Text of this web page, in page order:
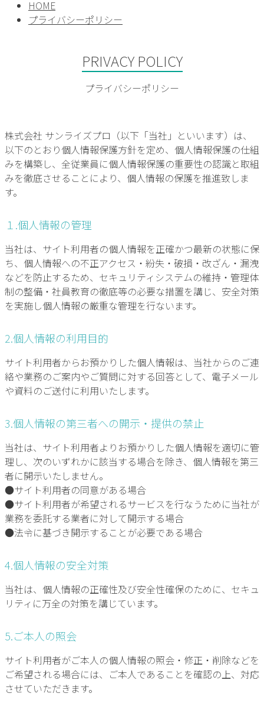
HOME
プライバシーポリシー
PRIVACY POLICY
プライバシーポリシー
株式会社 サンライズプロ（以下「当社」といいます）は、
以下のとおり個人情報保護方針を定め、個人情報保護の仕組
みを構築し、全従業員に個人情報保護の重要性の認識と取組
みを徹底させることにより、個人情報の保護を推進致しま
す。
１.個人情報の管理
当社は、サイト利用者の個人情報を正確かつ最新の状態に保
ち、個人情報への不正アクセス・紛失・破損・改ざん・漏洩
などを防止するため、セキュリティシステムの維持・管理体
制の整備・社員教育の徹底等の必要な措置を講じ、安全対策
を実施し個人情報の厳重な管理を行ないます。
2.個人情報の利用目的
サイト利用者からお預かりした個人情報は、当社からのご連
絡や業務のご案内やご質問に対する回答として、電子メール
や資料のご送付に利用いたします。
3.個人情報の第三者への開示・提供の禁止
当社は、サイト利用者よりお預かりした個人情報を適切に管
理し、次のいずれかに該当する場合を除き、個人情報を第三
者に開示いたしません。
●サイト利用者の同意がある場合
●サイト利用者が希望されるサービスを行なうために当社が
業務を委託する業者に対して開示する場合
●法令に基づき開示することが必要である場合
4.個人情報の安全対策
当社は、個人情報の正確性及び安全性確保のために、セキュ
リティに万全の対策を講じています。
5.ご本人の照会
サイト利用者がご本人の個人情報の照会・修正・削除などを
ご希望される場合には、ご本人であることを確認の上、対応
させていただきます。